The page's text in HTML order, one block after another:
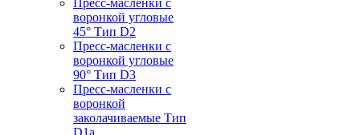
Пресс-масленки с
воронкой угловые
45° Тип D2
Пресс-масленки с
воронкой угловые
90° Тип D3
Пресс-масленки с
воронкой
заколачиваемые Тип
D1a